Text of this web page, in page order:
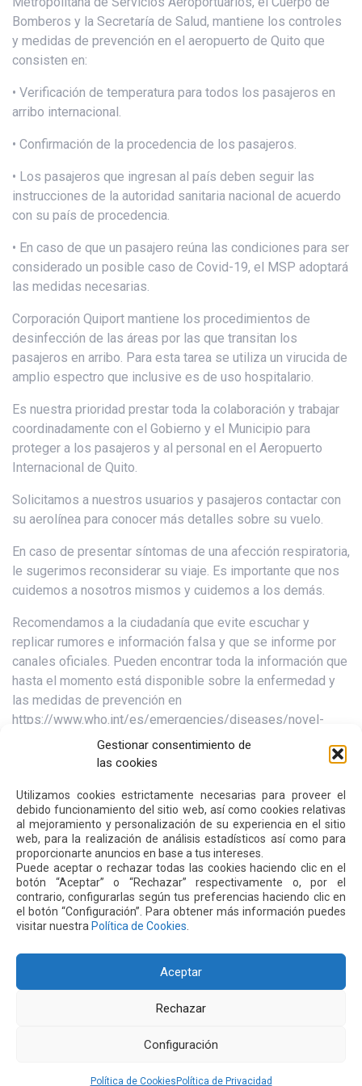
Gestionar consentimiento de
las cookies
Utilizamos cookies estrictamente necesarias para proveer el
debido funcionamiento del sitio web, así como cookies relativas
al mejoramiento y personalización de su experiencia en el sitio
web, para la realización de análisis estadísticos así como para
proporcionarte anuncios en base a tus intereses.
Puede aceptar o rechazar todas las cookies haciendo clic en el
botón “Aceptar” o “Rechazar” respectivamente o, por el
contrario, configurarlas según tus preferencias haciendo clic en
el botón “Configuración”. Para obtener más información puedes
visitar nuestra Política de Cookies
Aceptar
Rechazar
Configuración
Política de Cookies Política de Privacidad
Bomberos y la Secretaría de Salud, mantiene los controles
y medidas de prevención en el aeropuerto de Quito que
consisten en:
• Verificación de temperatura para todos los pasajeros en
arribo internacional.
• Confirmación de la procedencia de los pasajeros.
• Los pasajeros que ingresan al país deben seguir las
instrucciones de la autoridad sanitaria nacional de acuerdo
con su país de procedencia.
• En caso de que un pasajero reúna las condiciones para ser
considerado un posible caso de Covid-19, el MSP adoptará
las medidas necesarias.
Corporación Quiport mantiene los procedimientos de
desinfección de las áreas por las que transitan los
pasajeros en arribo. Para esta tarea se utiliza un virucida de
amplio espectro que inclusive es de uso hospitalario.
Es nuestra prioridad prestar toda la colaboración y trabajar
coordinadamente con el Gobierno y el Municipio para
proteger a los pasajeros y al personal en el Aeropuerto
Internacional de Quito.
Solicitamos a nuestros usuarios y pasajeros contactar con
su aerolínea para conocer más detalles sobre su vuelo.
En caso de presentar síntomas de una afección respiratoria,
le sugerimos reconsiderar su viaje. Es importante que nos
cuidemos a nosotros mismos y cuidemos a los demás.
Recomendamos a la ciudadanía que evite escuchar y
replicar rumores e información falsa y que se informe por
canales oficiales. Pueden encontrar toda la información que
hasta el momento está disponible sobre la enfermedad y
las medidas de prevención en
https://www.who.int/es/emergencies/diseases/novel-
coronavirus-2019/advice-for-public/q-a-coronaviruses
Siguiente Anterior
OtrasNoticias
24 JUL 2026